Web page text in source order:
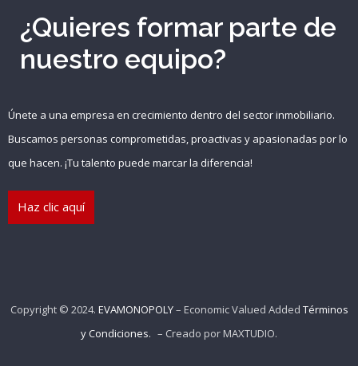
{{errors['password']}}
Registro
¿Quieres formar parte de
nuestro equipo?
Únete a una empresa en crecimiento dentro del sector inmobiliario.
Buscamos personas comprometidas, proactivas y apasionadas por lo
que hacen. ¡Tu talento puede marcar la diferencia!
Haz clic aquí
Copyright © 2024. EVAMONOPOLY– Economic Valued Added Términos
y Condiciones. – Creado por MAXTUDIO.